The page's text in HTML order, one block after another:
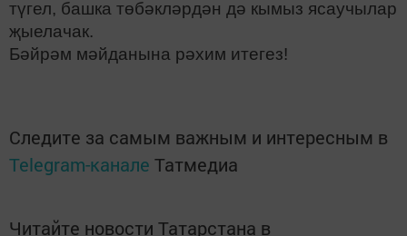
түгел, башка төбәкләрдән дә кымыз ясаучылар
җыелачак.
Бәйрәм мәйданына рәхим итегез!
Следите за самым важным и интересным в
Telegram-канале Татмедиа
Читайте новости Татарстана в